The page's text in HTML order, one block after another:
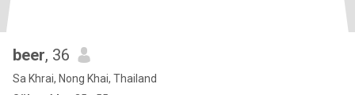
beer, 36
Sa Khrai, Nong Khai, Thailand